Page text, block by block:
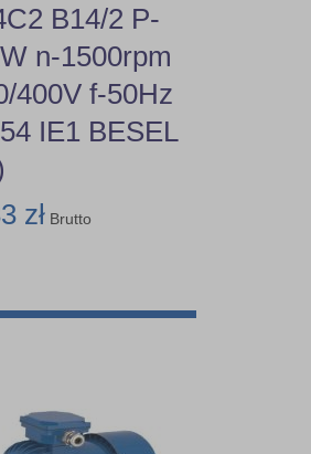
B14/2 P-
n-1500rpm
400V f-50Hz
IE1 BESEL
zł Brutto